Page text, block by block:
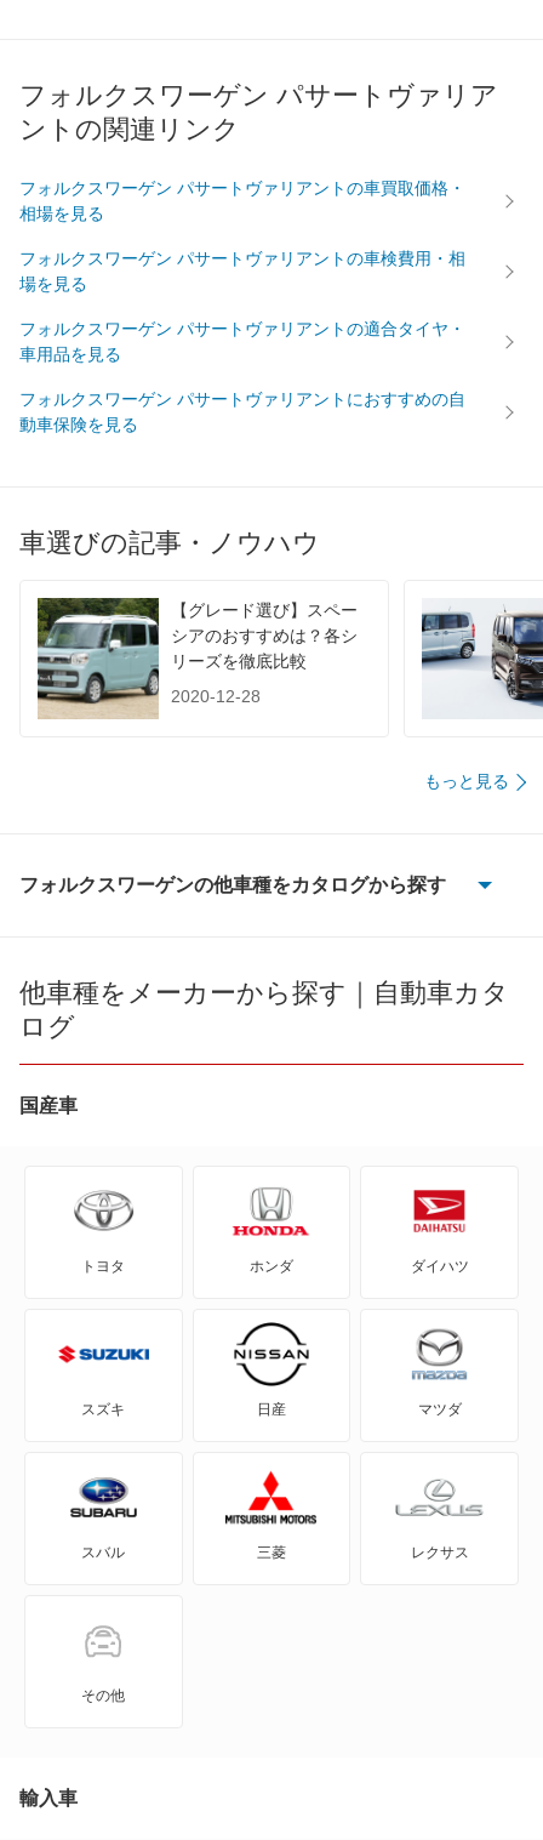
過給機 TB
タイヤ
後輪サイズ 215/55R17
燃費
WLTC -
WLTC/市街地
WLTC/郊外 -
WLTC/高速道路
JC08 20.6km/L
1015
フォルクスワーゲン パサートヴァリア
ントの関連リンク
フォルクスワーゲン パサートヴァリアントの車買取価格・
相場を見る
フォルクスワーゲン パサートヴァリアントの車検費用・相
場を見る
フォルクスワーゲン パサートヴァリアントの適合タイヤ・
車用品を見る
フォルクスワーゲン パサートヴァリアントにおすすめの自
動車保険を見る
車選びの記事・ノウハウ
【グレード選び】スペー
シアのおすすめは？各シ
リーズを徹底比較
2020-12-28
もっと見る
フォルクスワーゲンの他車種をカタログから探す
ID.4
ID.Buzz
T-クロス
T-ロックR
アルテオンシューティングブレーク
イー・アップ!
イー・ゴルフ
クロスゴルフ
他車種をメーカーから探す｜自動車カタ
ログ
国産車
トヨタ ホンダ ダイハツ
スズキ 日産 マツダ
スバル 三菱 レクサス
その他
輸入車